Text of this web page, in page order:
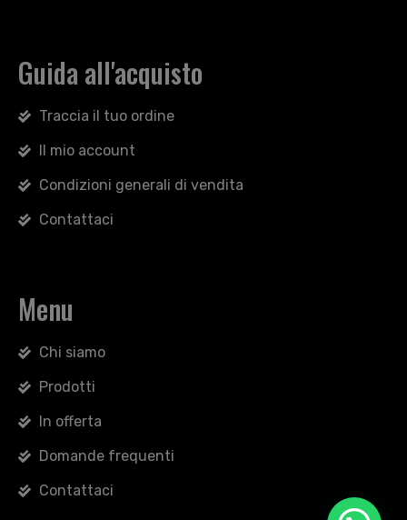
Guida all'acquisto
Traccia il tuo ordine
Il mio account
Condizioni generali di vendita
Contattaci
Menu
Chi siamo
Prodotti
In offerta
Domande frequenti
Contattaci